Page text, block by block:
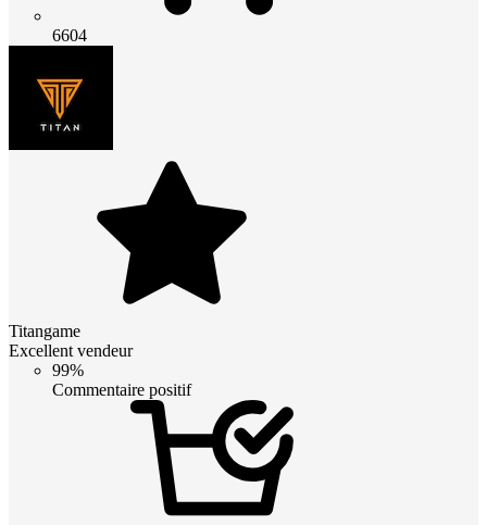
6604
Titangame
Excellent vendeur
99%
Commentaire positif